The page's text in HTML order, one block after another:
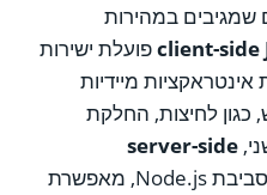
במהירות
client-sideפועלת ישירות
מיידיות
כגון לחיצות, החלקת
server-side
, בעיקר עם שימוש בסביבת Node.js, מאפשרת